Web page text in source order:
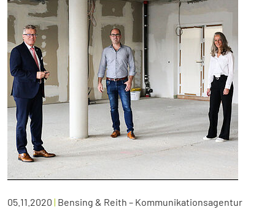
05.11.2020 | Bensing & Reith – Kommunikationsagentur